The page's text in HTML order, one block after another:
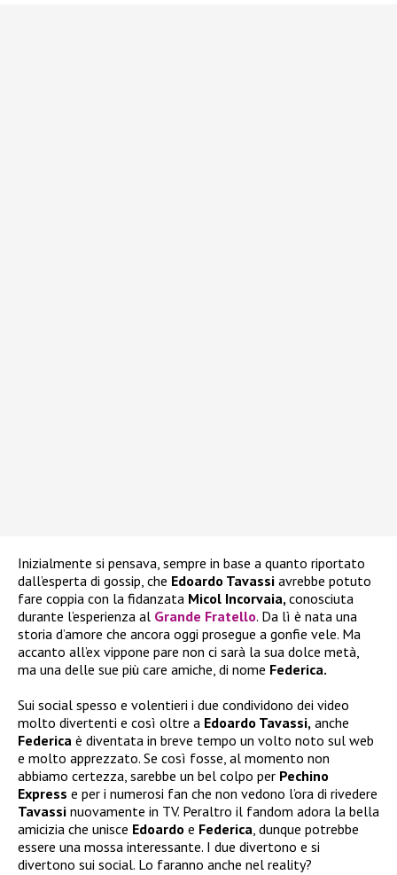
Inizialmente si pensava, sempre in base a quanto riportato
dall’esperta di gossip, che Edoardo Tavassi avrebbe potuto
fare coppia con la fidanzata Micol Incorvaia,conosciuta
durante l’esperienza al Grande Fratello. Da lì è nata una
storia d’amore che ancora oggi prosegue a gonfie vele. Ma
accanto all’ex vippone pare non ci sarà la sua dolce metà,
ma una delle sue più care amiche, di nome Federica.
Sui social spesso e volentieri i due condividono dei video
molto divertenti e così oltre a Edoardo Tavassi, anche
Federica è diventata in breve tempo un volto noto sul web
e molto apprezzato. Se così fosse, al momento non
abbiamo certezza, sarebbe un bel colpo per Pechino
Express e per i numerosi fan che non vedono l’ora di rivedere
Tavassi nuovamente in TV. Peraltro il fandom adora la bella
amicizia che unisce Edoardo e Federica, dunque potrebbe
essere una mossa interessante. I due divertono e si
divertono sui social. Lo faranno anche nel reality?